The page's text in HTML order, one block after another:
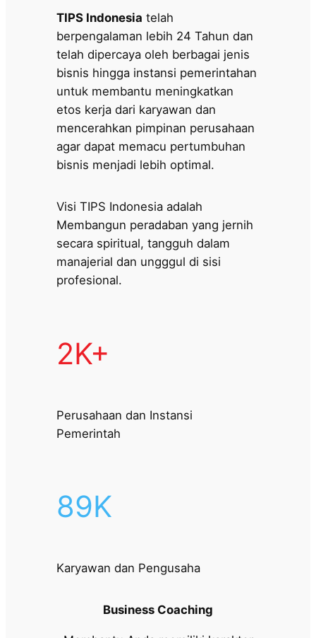
TIPS Indonesia telah
berpengalaman lebih 24 Tahun dan
telah dipercaya oleh berbagai jenis
bisnis hingga instansi pemerintahan
untuk membantu meningkatkan
etos kerja dari karyawan dan
mencerahkan pimpinan perusahaan
agar dapat memacu pertumbuhan
bisnis menjadi lebih optimal.
Visi TIPS Indonesia adalah
Membangun peradaban yang jernih
secara spiritual, tangguh dalam
manajerial dan ungggul di sisi
profesional.
2K+
Perusahaan dan Instansi
Pemerintah
89K
Karyawan dan Pengusaha
Business Coaching